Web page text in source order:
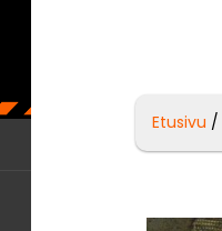
Etusivu